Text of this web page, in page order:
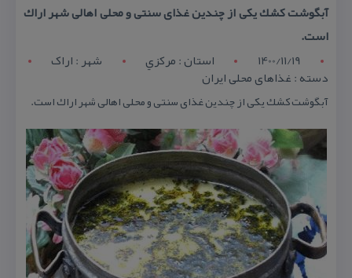
آبگوشت كشك یكی از چندین غذای سنتی و محلی اهالی شهر اراك
است.
1400/11/19
استان : مرکزي شهر : اراک
دسته : غذاهای محلی ایران
آبگوشت كشك یكی از چندین غذای سنتی و محلی اهالی شهر اراك است.